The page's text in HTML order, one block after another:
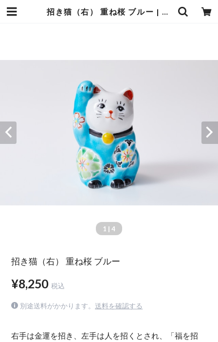
招き猫（右） 重ね桜 ブルー | 虚空蔵窯｜石川県能美市の九谷焼の窯元。九谷焼の製造販売（通販）を行っております。
1 | 4
招き猫（右） 重ね桜 ブルー
¥8,250 税込
別途送料がかかります。 送料を確認する
右手は金運を招き、左手は人を招くとされ、「福を招